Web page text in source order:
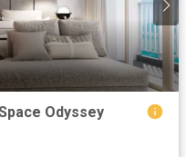
Odyssey